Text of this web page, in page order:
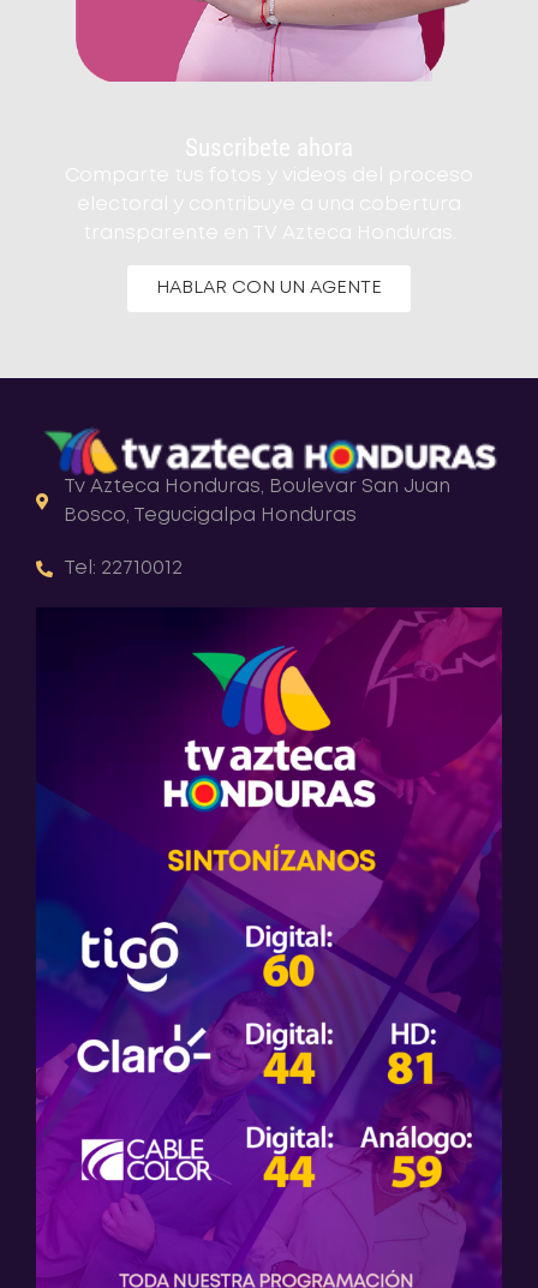
Suscribete ahora
Comparte tus fotos y videos del proceso
electoral y contribuye a una cobertura
transparente en TV Azteca Honduras.
HABLAR CON UN AGENTE
Tv Azteca Honduras, Boulevar San Juan
Bosco, Tegucigalpa Honduras
Tel: 22710012